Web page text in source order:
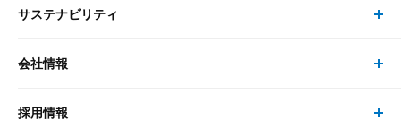
大和総研の強み
書籍
セミナー トップ
現在受付中のセミナー・イベント
サステナビリティ
サステナビリティの取り組み
次世代社会への貢献
会社情報
会社情報 トップ
採用情報